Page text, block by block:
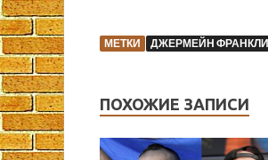
МЕТКИ ДЖЕРМЕЙН
ПОХОЖИЕ ЗАПИСИ